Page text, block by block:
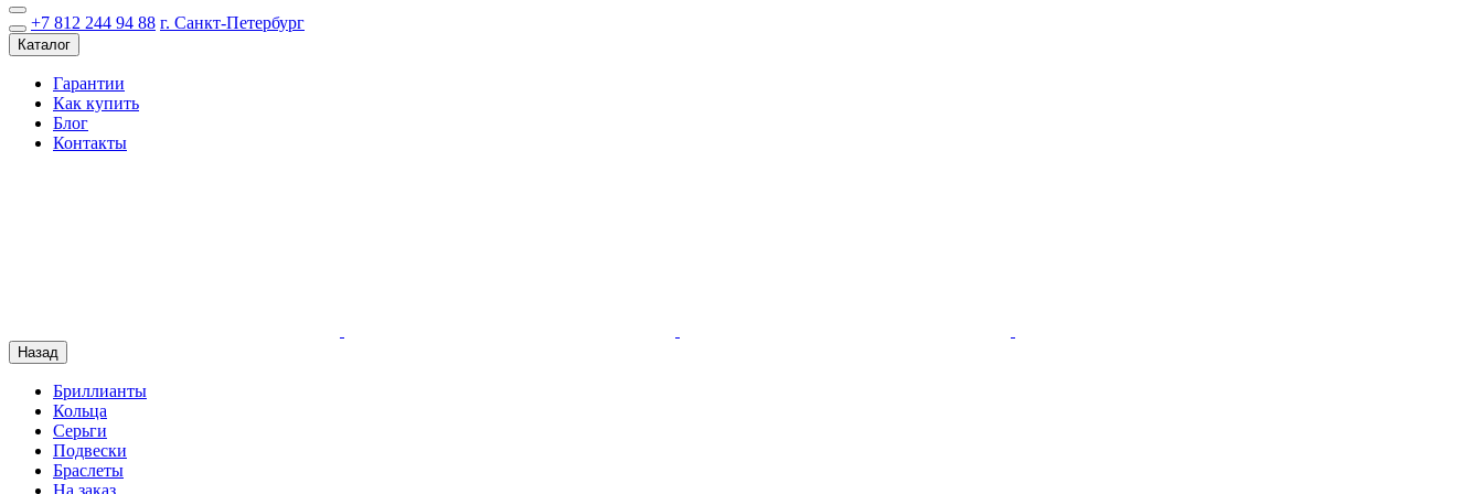
+7 812 244 94 88 г. Санкт-Петербург
Каталог
Гарантии
Как купить
Блог
Контакты
Назад
Бриллианты
Кольца
Серьги
Подвески
Браслеты
На заказ